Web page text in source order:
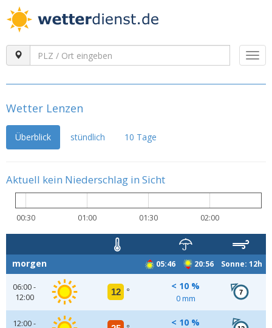
Wetter Lenzen
Überblick stündlich 10 Tage
Aktuell kein Niederschlag in Sicht
00:30 01:00 01:30 02:00
05:46 20:56 Sonne: 12h
morgen
06:00 -
12:00
12 °
< 10 %
0 mm
7
12:00 -
< 10 %